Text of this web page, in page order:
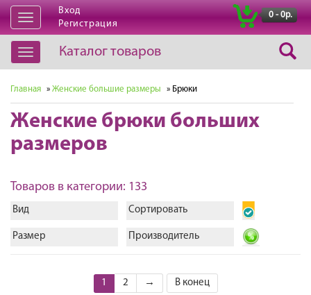
Открыть
навигацию
Вход
Регистрация
0 - 0р.
Открыть
навигацию
Каталог товаров
Главная » Женские большие размеры » Брюки
Женские брюки больших
размеров
Товаров в категории: 133
Вид Сортировать
Размер Производитель
1 2 → В конец